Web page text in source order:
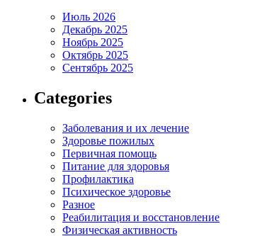
Июль 2026
Декабрь 2025
Ноябрь 2025
Октябрь 2025
Сентябрь 2025
Categories
Заболевания и их лечение
Здоровье пожилых
Первичная помощь
Питание для здоровья
Профилактика
Психическое здоровье
Разное
Реабилитация и восстановление
Физическая активность